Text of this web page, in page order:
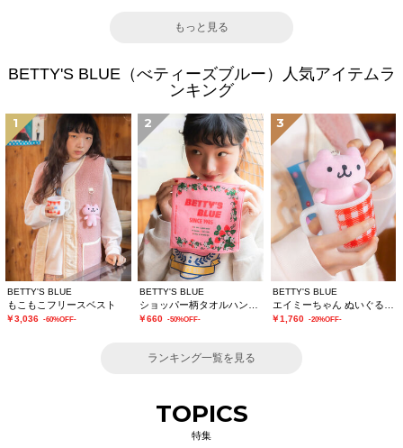
もっと見る
BETTY'S BLUE（べティーズブルー）人気アイテムラ
ンキング
1
BETTY'S BLUE
もこもこフリースベスト
￥3,036 -60%OFF-
2
BETTY'S BLUE
￥660 -50%OFF-
3
BETTY'S BLUE
￥1,760 -20%OFF-
ランキング一覧を見る
TOPICS
特集